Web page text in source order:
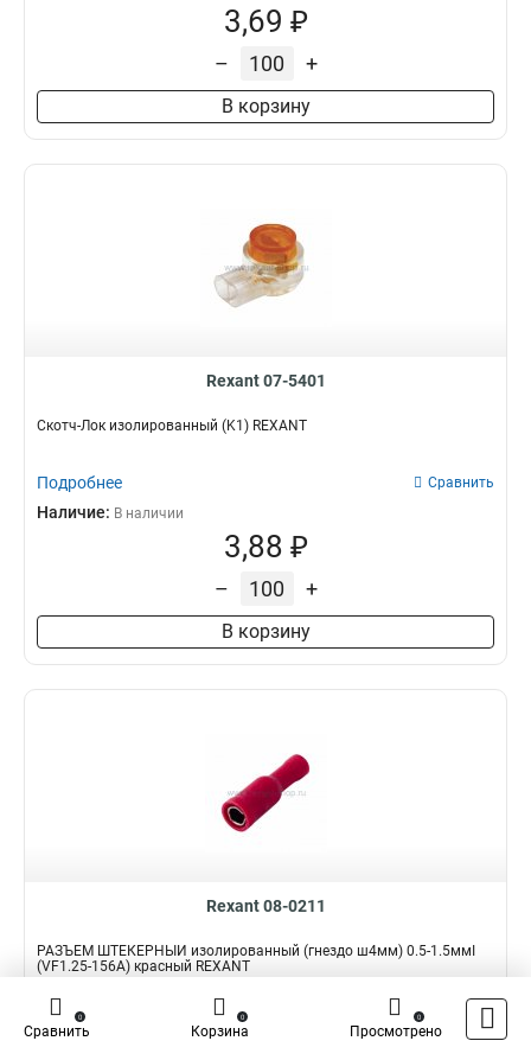
3,69 ₽
– +
В корзину
Rexant 07-5401
Скотч-Лок изолированный (K1) REXANT
Подробнее Сравнить
Наличие: В наличии
3,88 ₽
– +
В корзину
Rexant 08-0211
РАЗЪЁМ ШТЕКЕРНЫЙ изолированный (гнездо ш4мм) 0.5-1.5ммІ
(VF1.25-156A) красный REXANT
Подробнее Сравнить
Наличие:
Сравнить
0
Корзина
0
Просмотрено
0